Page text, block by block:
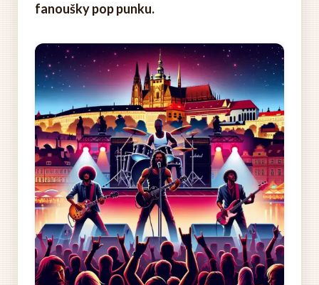
fanoušky pop punku.